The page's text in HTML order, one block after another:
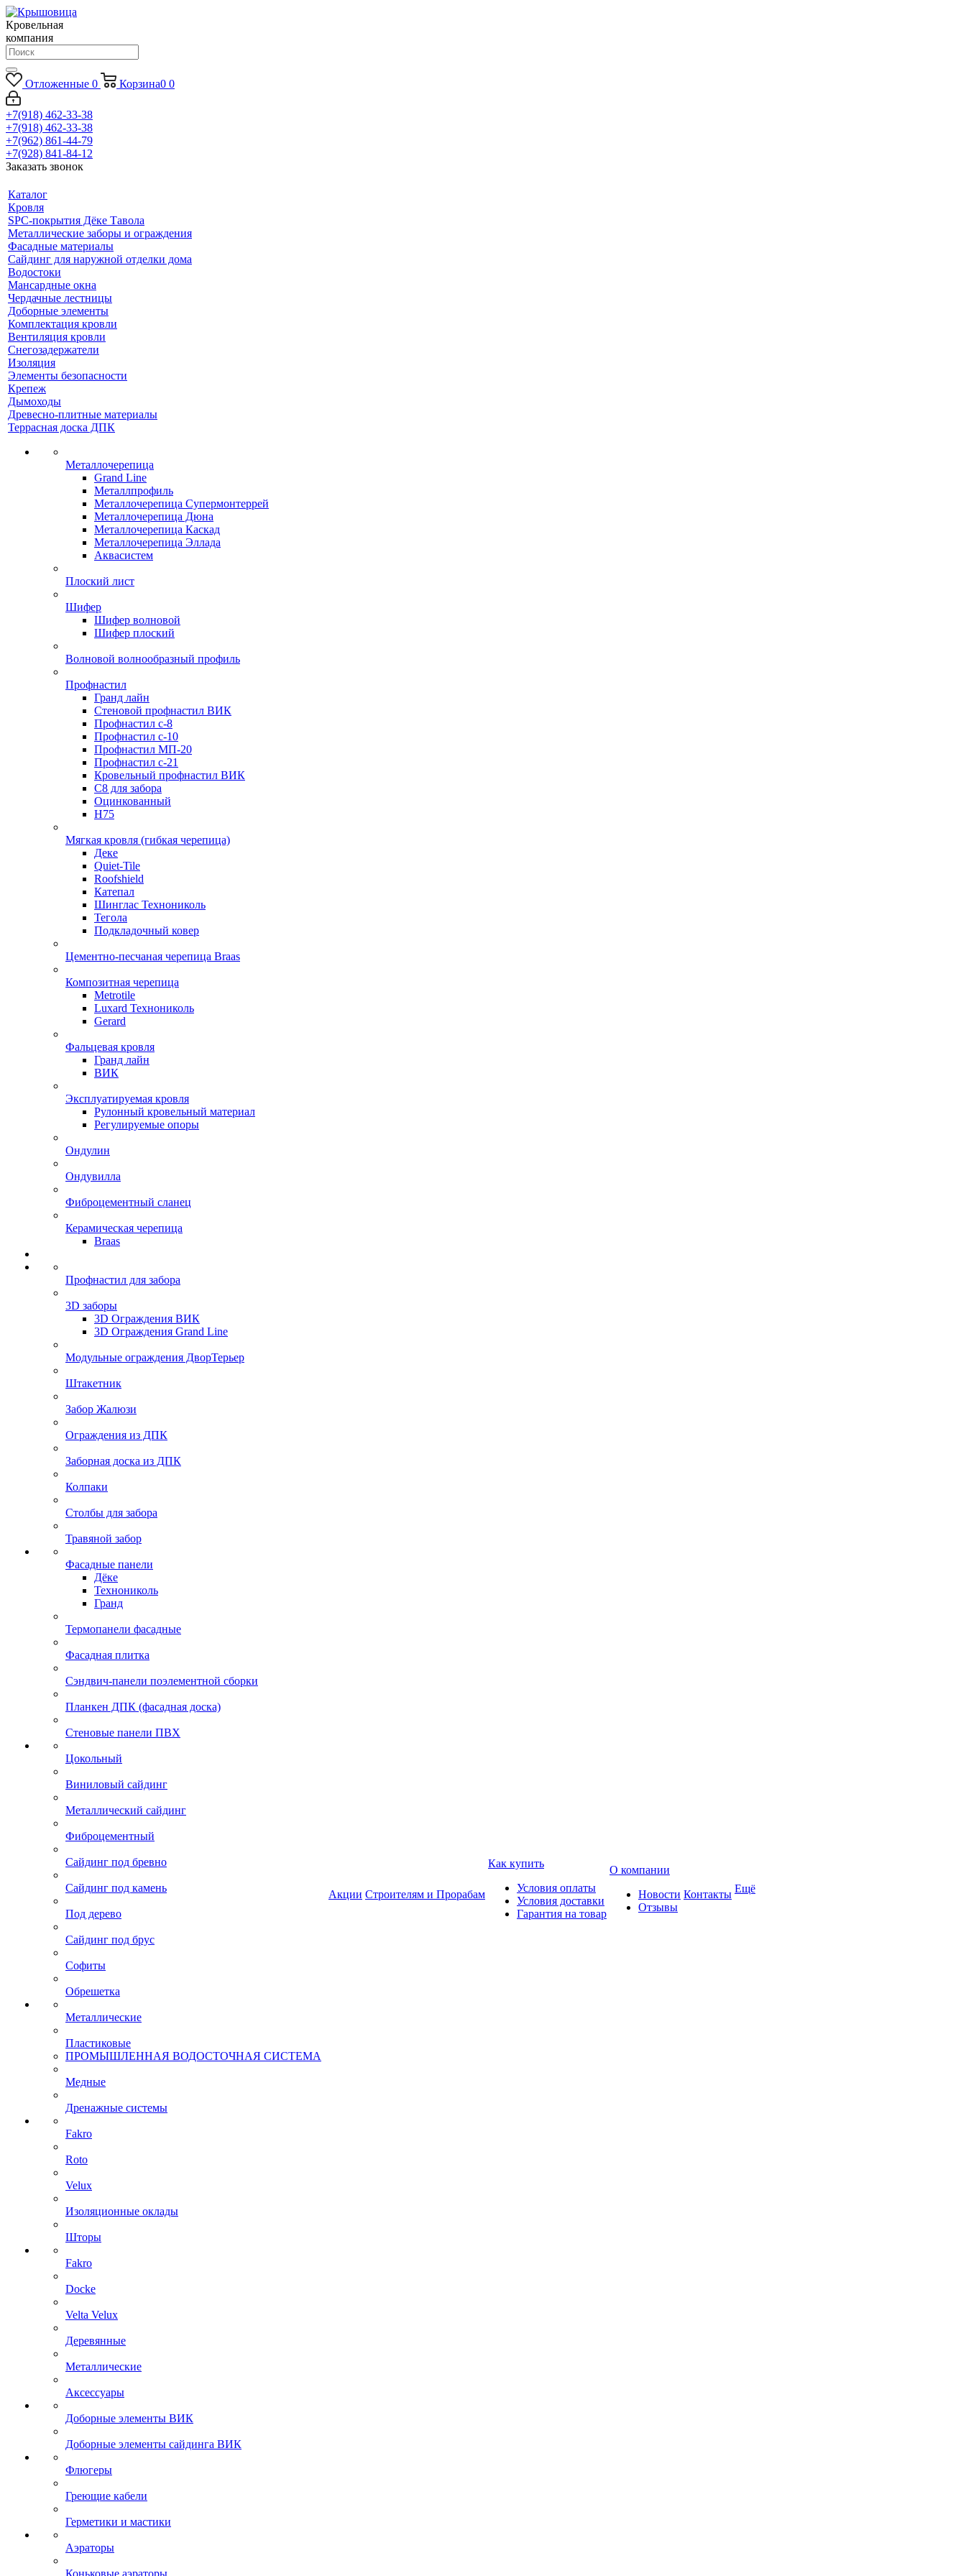
Кровельная
компания
Отложенные 0 Корзина0 0
+7(918) 462-33-38
+7(918) 462-33-38
+7(962) 861-44-79
+7(928) 841-84-12
Заказать звонок
Каталог
Кровля
SPC-покрытия Дёке Тавола
Металлические заборы и ограждения
Фасадные материалы
Сайдинг для наружной отделки дома
Водостоки
Мансардные окна
Чердачные лестницы
Доборные элементы
Комплектация кровли
Вентиляция кровли
Снегозадержатели
Изоляция
Элементы безопасности
Крепеж
Дымоходы
Древесно-плитные материалы
Террасная доска ДПК
Металлочерепица
Grand Line
Металлпрофиль
Металлочерепица Супермонтеррей
Металлочерепица Дюна
Металлочерепица Каскад
Металлочерепица Эллада
Аквасистем
Плоский лист
Шифер
Шифер волновой
Шифер плоский
Волновой волнообразный профиль
Профнастил
Гранд лайн
Стеновой профнастил ВИК
Профнастил с-8
Профнастил с-10
Профнастил МП-20
Профнастил с-21
Кровельный профнастил ВИК
С8 для забора
Оцинкованный
Н75
Мягкая кровля (гибкая черепица)
Деке
Quiet-Tile
Roofshield
Катепал
Шинглас Технониколь
Тегола
Подкладочный ковер
Цементно-песчаная черепица Braas
Композитная черепица
Metrotile
Luxard Технониколь
Gerard
Фальцевая кровля
Гранд лайн
ВИК
Эксплуатируемая кровля
Рулонный кровельный материал
Регулируемые опоры
Ондулин
Ондувилла
Фиброцементный сланец
Керамическая черепица
Braas
Профнастил для забора
3D заборы
3D Ограждения ВИК
3D Ограждения Grand Line
Модульные ограждения ДворТерьер
Штакетник
Забор Жалюзи
Ограждения из ДПК
Заборная доска из ДПК
Колпаки
Столбы для забора
Травяной забор
Фасадные панели
Дёке
Технониколь
Гранд
Термопанели фасадные
Фасадная плитка
Сэндвич-панели поэлементной сборки
Планкен ДПК (фасадная доска)
Стеновые панели ПВХ
Цокольный
Виниловый сайдинг
Металлический сайдинг
Фиброцементный
Сайдинг под бревно
Сайдинг под камень
Под дерево
Сайдинг под брус
Софиты
Обрешетка
Металлические
Пластиковые
ПРОМЫШЛЕННАЯ ВОДОСТОЧНАЯ СИСТЕМА
Медные
Дренажные системы
Fakro
Roto
Velux
Изоляционные оклады
Шторы
Fakro
Docke
Velta Velux
Деревянные
Металлические
Аксессуары
Доборные элементы ВИК
Доборные элементы сайдинга ВИК
Флюгеры
Греющие кабели
Герметики и мастики
Аэраторы
Коньковые аэраторы
Акции Строителям и Прорабам
Как купить
Условия оплаты
Условия доставки
Гарантия на товар
О компании
Новости
Отзывы
Контакты Ещё